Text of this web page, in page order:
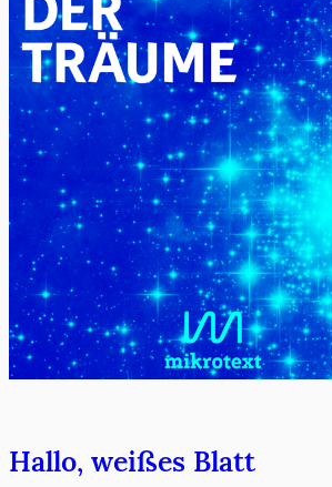
Hallo, weißes Blatt